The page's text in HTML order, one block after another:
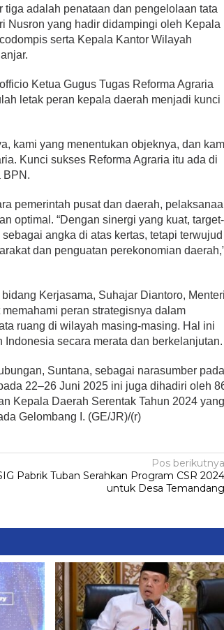
adalah penataan dan pengelolaan tata
Nusron yang hadir didampingi oleh Kepala
serta Kepala Kantor Wilayah
Ketua Gugus Tugas Reforma Agraria
letak peran kepala daerah menjadi kunci
kami yang menentukan objeknya, dan
Kunci sukses Reforma Agraria itu ada di
BPN.
pemerintah pusat dan daerah,
optimal. “Dengan sinergi yang kuat, target-
angka di atas kertas, tetapi terwujud
dan penguatan perekonomian
Kerjasama, Suhajar Diantoro,
peran strategisnya dalam
ruang di wilayah masing-masing. Hal ini
secara merata dan berkelanjutan.
Suntana, sebagai narasumber
22–26 Juni 2025 ini juga dihadiri oleh
Kepala Daerah Serentak Tahun 2024
Gelombang I. (GE/JR)/(r)
Pos berikutnya
Pabrik Tuban Serahkan Program CSR 2024
untuk Desa Temandang